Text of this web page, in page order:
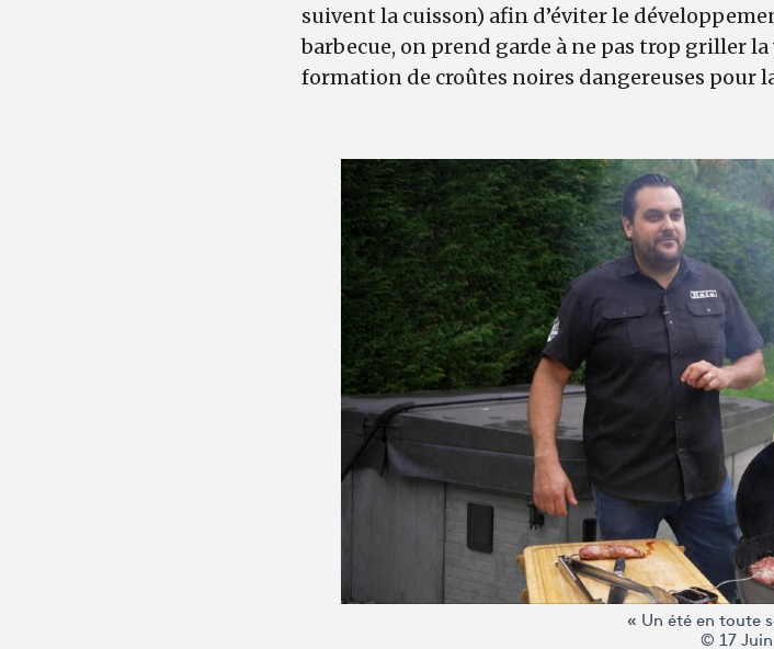
suivent la cuisson) afin d’éviter le
barbecue, on prend garde à ne pas trop griller
formation de croûtes noires dangereuses pour
« Un été en toute
© 17 Juin